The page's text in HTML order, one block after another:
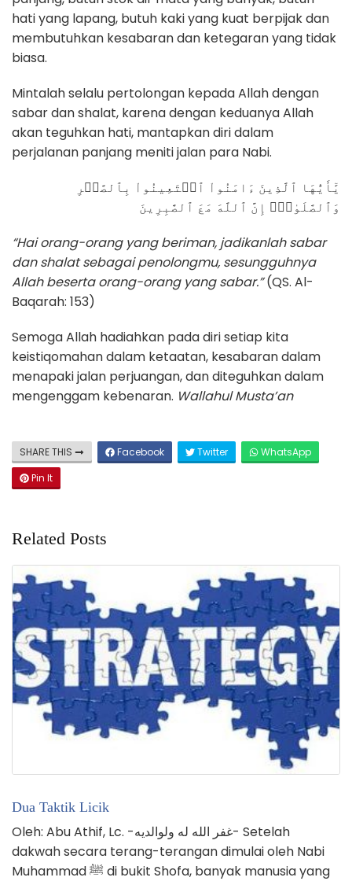
hati yang lapang, butuh kaki yang kuat berpijak dan
membutuhkan kesabaran dan ketegaran yang tidak
biasa.
Mintalah selalu pertolongan kepada Allah dengan
sabar dan shalat, karena dengan keduanya Allah
akan teguhkan hati, mantapkan diri dalam
perjalanan panjang meniti jalan para Nabi.
يَٰٓأَيُّهَا ٱلَّذِينَ ءَامَنُواْ ٱسۡتَعِينُواْ بِٱلصَّبۡرِ
وَٱلصَّلَوٰةِۚ إِنَّ ٱللَّهَ مَعَ ٱلصَّٰبِرِينَ
“Hai orang-orang yang beriman, jadikanlah sabar
dan shalat sebagai penolongmu, sesungguhnya
Allah beserta orang-orang yang sabar.”(QS. Al-
Baqarah: 153)
Semoga Allah hadiahkan pada diri setiap kita
keistiqomahan dalam ketaatan, kesabaran dalam
menapaki jalan perjuangan, dan diteguhkan dalam
mengenggam kebenaran. Wallahul Musta’an
SHARE THIS Facebook Twitter
WhatsApp
Pin It
Related Posts
Dua Taktik Licik
Oleh: Abu Athif, Lc. -غفر الله له ولوالديه- Setelah
dakwah secara terang-terangan dimulai oleh Nabi
Muhammad ﷺ di bukit Shofa, banyak manusia yang